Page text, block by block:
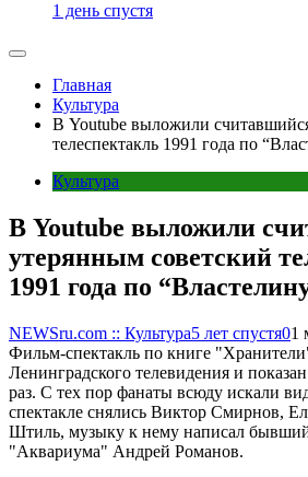
1 день спустя
Главная
Культура
В Youtube выложили
телеспектакль 1991 года по
Культура
В Youtube выложили
утерянным советский
1991 года по
NEWSru.com :: Культура5 лет спустя01
Фильм-спектакль по книге
Ленинградского телевидения и
раз. С тех пор фанаты всюду искали
спектакле снялись Виктор Смирнов,
Штиль, музыку к нему написал
"Аквариума" Андрей Романов.